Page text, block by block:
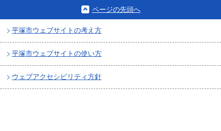
ページの先頭へ
平塚市ウェブサイトの考え方
平塚市ウェブサイトの使い方
ウェブアクセシビリティ方針